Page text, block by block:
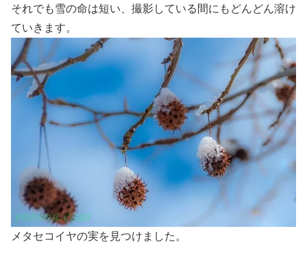
それでも雪の命は短い、撮影している間にもどんどん溶け
ていきます。
メタセコイヤの実を見つけました。